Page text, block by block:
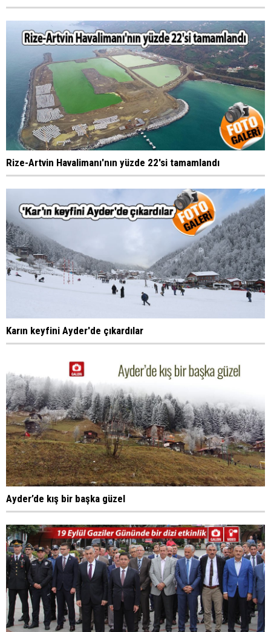
Rize-Artvin Havalimanı'nın yüzde 22'si tamamlandı
Karın keyfini Ayder'de çıkardılar
Ayder’de kış bir başka güzel